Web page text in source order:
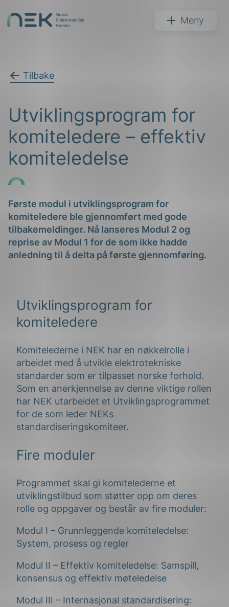
NEK Meny
Tilbake
Utviklingsprogram for
komiteledere – effektiv
komiteledelse
Første modul i utviklingsprogram for
komiteledere ble gjennomført med gode
tilbakemeldinger. Nå lanseres Modul 2 og
reprise av Modul 1 for de som ikke hadde
anledning til å delta på første gjennomføring.
Utviklingsprogram for
komiteledere
Komitelederne i NEK har en nøkkelrolle i
arbeidet med å utvikle elektrotekniske
standarder som er tilpasset norske forhold.
Som en anerkjennelse av denne viktige rollen
har NEK utarbeidet et Utviklingsprogrammet
for de som leder NEKs
standardiseringskomiteer.
Fire moduler
Programmet skal gi komitelederne et
utviklingstilbud som støtter opp om deres
rolle og oppgaver og består av fire moduler:
Modul I – Grunnleggende komiteledelse:
System, prosess og regler
Modul II – Effektiv komiteledelse: Samspill,
konsensus og effektiv møteledelse
Modul III – Internasjonal standardisering: